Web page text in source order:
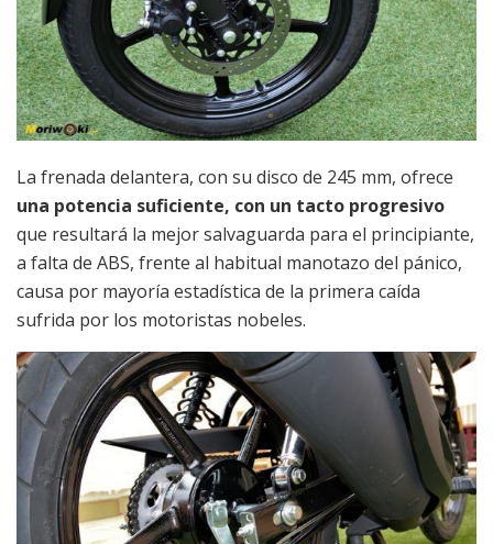
La frenada delantera, con su disco de 245 mm, ofrece
una potencia suficiente, con un tacto progresivo
que resultará la mejor salvaguarda para el principiante,
a falta de ABS, frente al habitual manotazo del pánico,
causa por mayoría estadística de la primera caída
sufrida por los motoristas nobeles.